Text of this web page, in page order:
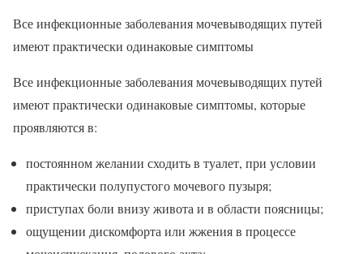
Все инфекционные заболевания мочевыводящих путей
имеют практически одинаковые симптомы
Все инфекционные заболевания мочевыводящих путей
имеют практически одинаковые симптомы, которые
проявляются в:
постоянном желании сходить в туалет, при условии
практически полупустого мочевого пузыря;
приступах боли внизу живота и в области поясницы;
ощущении дискомфорта или жжения в процессе